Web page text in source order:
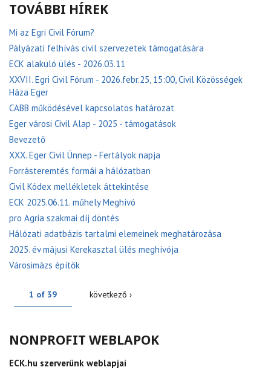
TOVÁBBI HÍREK
Mi az Egri Civil Fórum?
Pályázati felhívás civil szervezetek támogatására
ECK alakuló ülés - 2026.03.11
XXVII. Egri Civil Fórum - 2026.febr.25, 15:00, Civil Közösségek
Háza Eger
CABB működésével kapcsolatos határozat
Eger városi Civil Alap - 2025 - támogatások
Bevezető
XXX. Eger Civil Ünnep - Fertályok napja
Forrásteremtés formái a hálózatban
Civil Kódex mellékletek áttekintése
ECK 2025.06.11. műhely Meghívó
pro Agria szakmai díj döntés
Hálózati adatbázis tartalmi elemeinek meghatározása
2025. év májusi Kerekasztal ülés meghívója
Városimázs építők
1 of 39 következő ›
NONPROFIT WEBLAPOK
ECK.hu szerverünk weblapjai